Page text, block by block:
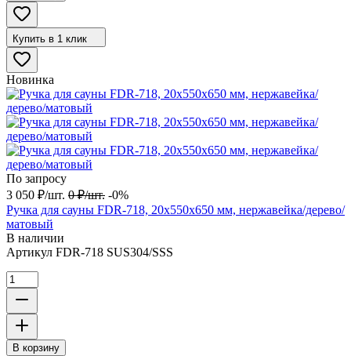
Купить в 1 клик
Новинка
По запросу
3 050 ₽/шт. 0 ₽/шт. -0%
Ручка для сауны FDR-718, 20х550х650 мм, нержавейка/дерево/
матовый
В наличии
Артикул FDR-718 SUS304/SSS
В корзину